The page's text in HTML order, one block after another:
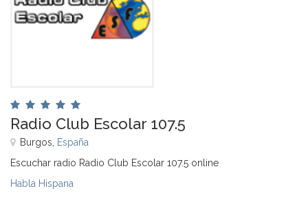
Radio Club Escolar 107.5
Burgos, España
Escuchar radio Radio Club Escolar 107.5 online
Habla Hispana